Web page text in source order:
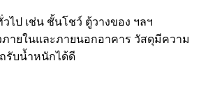
ไป เช่น ชั้นโชว์ ตู้วางของ ฯลฯ
ายในและภายนอกอาคาร วัสดุมีความ
รับน้ำหนักได้ดี